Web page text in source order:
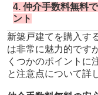
4. 仲介手数料無料
ント
新築戸建てを購入す
は非常に魅力的です
くつかのポイントに
と注意点について詳